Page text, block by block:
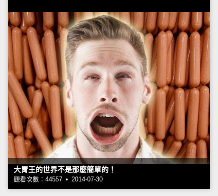
大胃王的世界不是那麼簡單的！
觀看次數：44557 • 2014-07-30